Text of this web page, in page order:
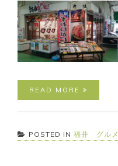
READ MORE
POSTED IN 福井 グルメ